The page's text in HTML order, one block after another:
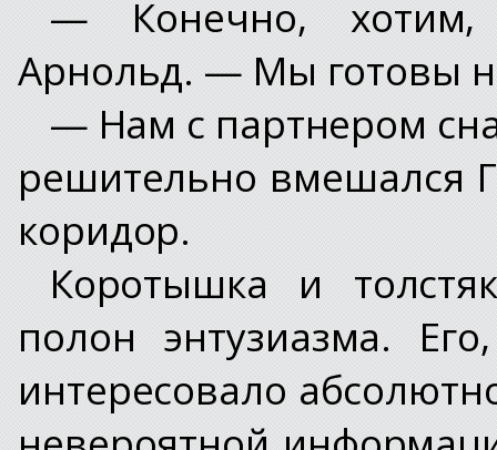
— Конечно, хотим,
Арнольд. — Мы готовы
— Нам с партнером
решительно вмешался
коридор.
Коротышка и
полон энтузиазма.
интересовало